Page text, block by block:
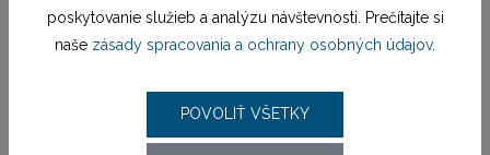
Materiál remienka náramok oceľ bicolor
Zapínanie remienka preklápacia spona
poskytovanie služieb a analýzu návštevnosti. Prečítajte si
naše zásady spracovania a ochrany osobných údajov.
POVOLIŤ VŠETKY